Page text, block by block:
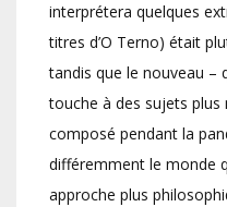
interprétera quelques
titres d’O Terno) était
tandis que le nouveau –
touche à des sujets plus
composé pendant la
différemment le monde
approche plus